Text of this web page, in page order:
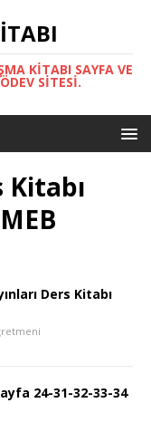
KITABI SAYFA VE
SITESI.
Kitabı
Ders Kitabı
24-31-32-33-34